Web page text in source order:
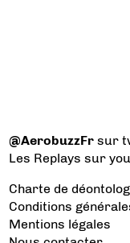
@AerobuzzFr sur
Les Replays sur
Charte de
Conditions
Mentions légales